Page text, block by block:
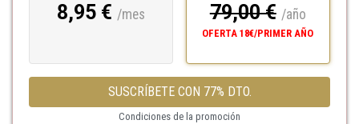
8,95 € /mes 79,00 € /año
OFERTA 18€/PRIMER AÑO
SUSCRÍBETE CON 77% DTO.
Condiciones de la promoción